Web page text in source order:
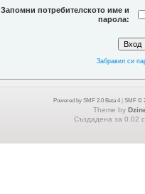
Запомни потребителското име и
парола:
Забравил си
Powered by SMF 2.0 Beta 4 SMF ©
Theme by
Създадена за 0.02